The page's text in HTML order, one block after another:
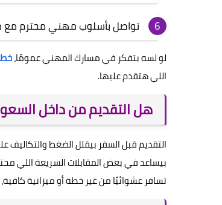
تواصل بأسلوب مهني محترم
لو لسه بتفكر في مسارك المهني عمومًا،
اللي هتقدم عليها.
هل التقديم من داخل
التقديم قبل السفر بيقلل الضغط
بيساعد في بعض المقابلات السريعة اللي
تسافر عشوائيًا من غير خطة أو ميزانية